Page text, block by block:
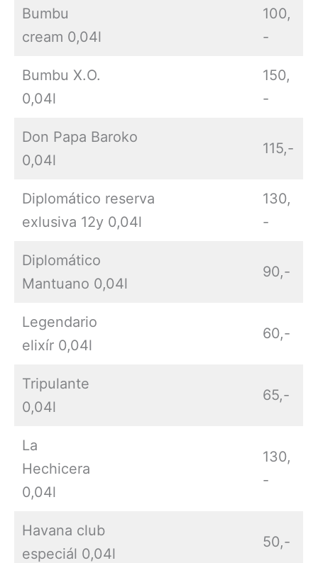
Bumbu
cream 0,04l
100,
-
Bumbu X.O.
0,04l
150,
-
Don Papa Baroko
0,04l
115,-
Diplomático reserva
exlusiva 12y 0,04l
130,
-
Diplomático
Mantuano 0,04l
90,-
Legendario
elixír 0,04l
60,-
Tripulante
0,04l
65,-
La
Hechicera
0,04l
130,
-
Havana club
especiál 0,04l
50,-